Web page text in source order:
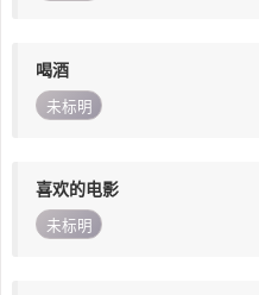
喝酒
未标明
喜欢的电影
未标明